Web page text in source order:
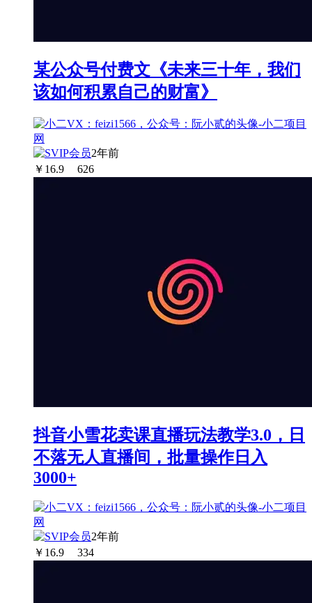
某公众号付费文《未来三十年，我们
该如何积累自己的财富》
2年前
￥ 16.9 626
抖音小雪花卖课直播玩法教学3.0，日
不落无人直播间，批量操作日入
3000+
2年前
￥ 16.9 334